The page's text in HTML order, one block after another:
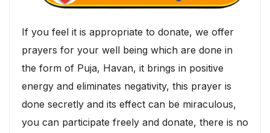
If you feel it is appropriate to donate, we offer
prayers for your well being which are done in
the form of Puja, Havan, it brings in positive
energy and eliminates negativity, this prayer is
done secretly and its effect can be miraculous,
you can participate freely and donate, there is no